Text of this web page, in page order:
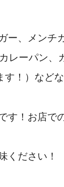
ー、メンチ
レーパン、
！）など
す！お店で
ください！